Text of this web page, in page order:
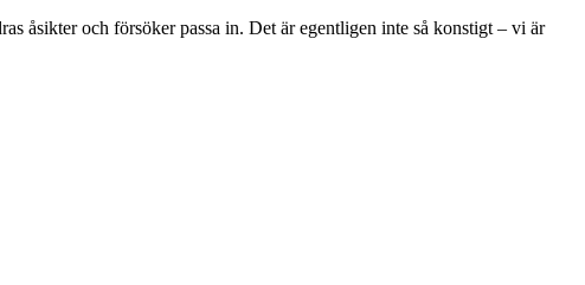
åsikter och försöker passa in. Det är egentligen inte så konstigt – vi är